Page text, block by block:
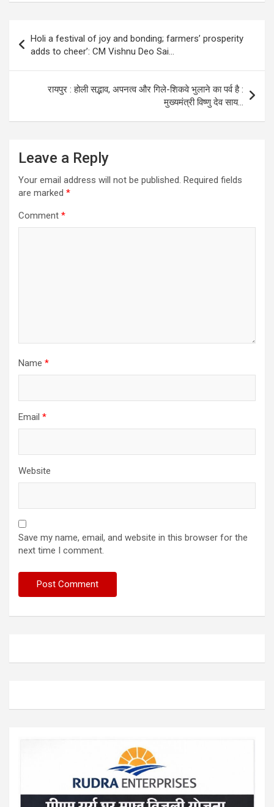
navigation
Holi a festival of joy and bonding; farmers’ prosperity
adds to cheer’: CM Vishnu Deo Sai…
रायपुर : होली सद्भाव, अपनत्व और गिले-शिकवे भुलाने का पर्व है :
मुख्यमंत्री विष्णु देव साय…
Leave a Reply
Your email address will not be published. Required fields
are marked *
Comment *
Name *
Email *
Website
Save my name, email, and website in this browser for the
next time I comment.